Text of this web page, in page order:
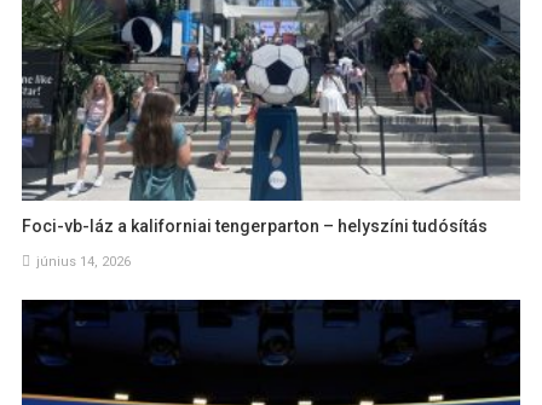
Foci-vb-láz a kaliforniai tengerparton – helyszíni tudósítás
június 14, 2026